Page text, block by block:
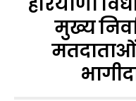
मुख्य